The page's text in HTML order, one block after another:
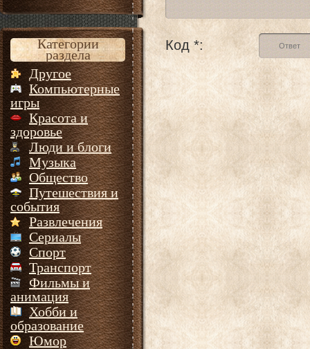
Категории
раздела
Другое
Компьютерные
игры
Красота и
здоровье
Люди и блоги
Музыка
Общество
Путешествия и
события
Развлечения
Сериалы
Спорт
Транспорт
Фильмы и
анимация
Хобби и
образование
Юмор
Код *: